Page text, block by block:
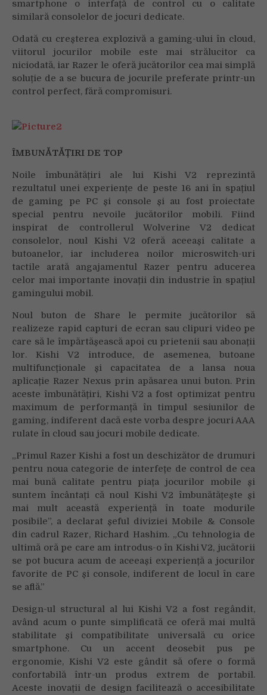
smartphone o interfață de control cu o calitate
similară consolelor de jocuri dedicate.
Odată cu creșterea explozivă a gaming-ului în cloud,
viitorul jocurilor mobile este mai strălucitor ca
niciodată, iar Razer le oferă jucătorilor cea mai simplă
soluție de a se bucura de jocurile preferate printr-un
control perfect, fără compromisuri.
ÎMBUNĂTĂȚIRI DE TOP
Noile îmbunătățiri ale lui Kishi V2 reprezintă
rezultatul unei experiențe de peste 16 ani în spațiul
de gaming pe PC și console și au fost proiectate
special pentru nevoile jucătorilor mobili. Fiind
inspirat de controllerul Wolverine V2 dedicat
consolelor, noul Kishi V2 oferă aceeași calitate a
butoanelor, iar includerea noilor microswitch-uri
tactile arată angajamentul Razer pentru aducerea
celor mai importante inovații din industrie în spațiul
gamingului mobil.
Noul buton de Share le permite jucătorilor să
realizeze rapid capturi de ecran sau clipuri video pe
care să le împărtășească apoi cu prietenii sau abonații
lor. Kishi V2 introduce, de asemenea, butoane
multifuncționale și capacitatea de a lansa noua
aplicație Razer Nexus prin apăsarea unui buton. Prin
aceste îmbunătățiri, Kishi V2 a fost optimizat pentru
maximum de performanță în timpul sesiunilor de
gaming, indiferent dacă este vorba despre jocuri AAA
rulate în cloud sau jocuri mobile dedicate.
„Primul Razer Kishi a fost un deschizător de drumuri
pentru noua categorie de interfețe de control de cea
mai bună calitate pentru piața jocurilor mobile și
suntem încântați că noul Kishi V2 îmbunătățește și
mai mult această experiență în toate modurile
posibile”, a declarat șeful diviziei Mobile & Console
din cadrul Razer, Richard Hashim. „Cu tehnologia de
ultimă oră pe care am introdus-o în Kishi V2, jucătorii
se pot bucura acum de aceeași experiență a jocurilor
favorite de PC și console, indiferent de locul în care
se află.”
Design-ul structural al lui Kishi V2 a fost regândit,
având acum o punte simplificată ce oferă mai multă
stabilitate și compatibilitate universală cu orice
smartphone. Cu un accent deosebit pus pe
ergonomie, Kishi V2 este gândit să ofere o formă
confortabilă într-un produs extrem de portabil.
Aceste inovații de design facilitează o accesibilitate